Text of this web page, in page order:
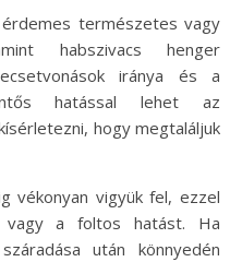
természetes vagy
habszivacs henger
iránya és a
hatással lehet az
hogy megtaláljuk
vékonyan vigyük fel, ezzel
vagy a foltos hatást. Ha
után könnyedén